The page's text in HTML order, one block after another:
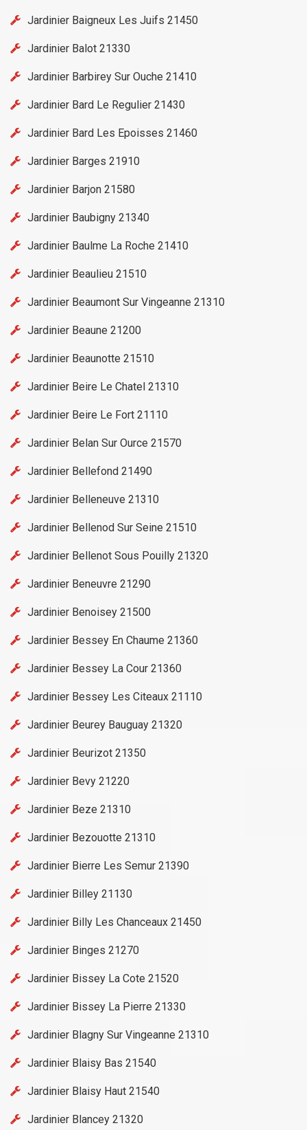
Jardinier Baigneux Les Juifs 21450
Jardinier Balot 21330
Jardinier Barbirey Sur Ouche 21410
Jardinier Bard Le Regulier 21430
Jardinier Bard Les Epoisses 21460
Jardinier Barges 21910
Jardinier Barjon 21580
Jardinier Baubigny 21340
Jardinier Baulme La Roche 21410
Jardinier Beaulieu 21510
Jardinier Beaumont Sur Vingeanne 21310
Jardinier Beaune 21200
Jardinier Beaunotte 21510
Jardinier Beire Le Chatel 21310
Jardinier Beire Le Fort 21110
Jardinier Belan Sur Ource 21570
Jardinier Bellefond 21490
Jardinier Belleneuve 21310
Jardinier Bellenod Sur Seine 21510
Jardinier Bellenot Sous Pouilly 21320
Jardinier Beneuvre 21290
Jardinier Benoisey 21500
Jardinier Bessey En Chaume 21360
Jardinier Bessey La Cour 21360
Jardinier Bessey Les Citeaux 21110
Jardinier Beurey Bauguay 21320
Jardinier Beurizot 21350
Jardinier Bevy 21220
Jardinier Beze 21310
Jardinier Bezouotte 21310
Jardinier Bierre Les Semur 21390
Jardinier Billey 21130
Jardinier Billy Les Chanceaux 21450
Jardinier Binges 21270
Jardinier Bissey La Cote 21520
Jardinier Bissey La Pierre 21330
Jardinier Blagny Sur Vingeanne 21310
Jardinier Blaisy Bas 21540
Jardinier Blaisy Haut 21540
Jardinier Blancey 21320